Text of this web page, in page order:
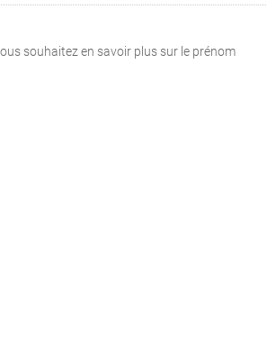
souhaitez en savoir plus sur le prénom